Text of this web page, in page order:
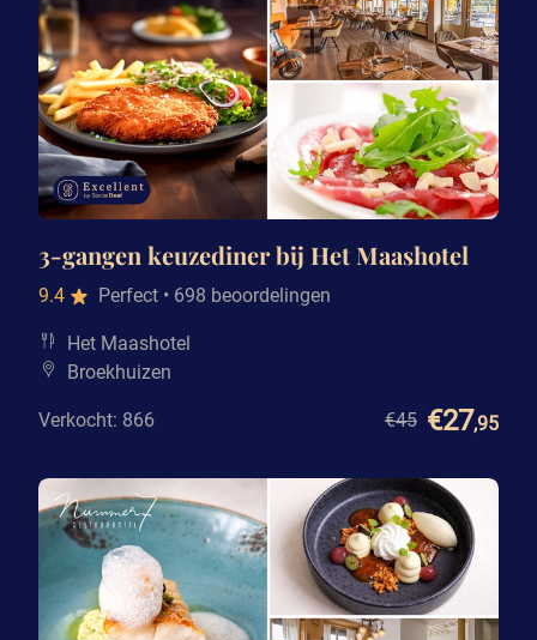
3-gangen keuzediner bij Het Maashotel
9.4 Perfect • 698 beoordelingen
Het Maashotel
Broekhuizen
Verkocht: 866 €45 €27,95